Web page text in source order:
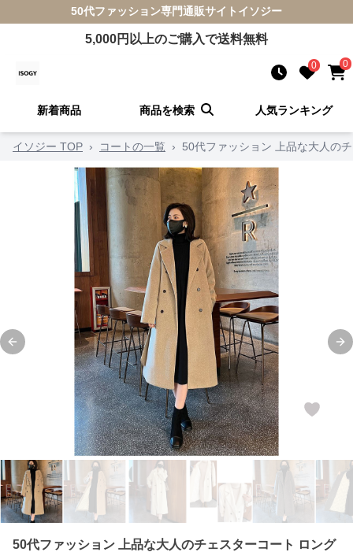
50代ファッション専門通販サイト イソジー
5,000円以上のご購入で送料無料
0 0
新着商品 商品を検索 人気ランキング
イソジー TOP › コートの一覧 › 50代ファッション 上品な大人の
Previous slide
50代ファッション 上品な大人のチェスターコート ロング